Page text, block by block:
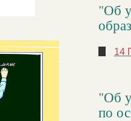
"Об
14
"Об
по